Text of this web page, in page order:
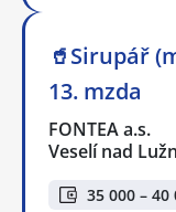
🥤Sirupář
13. mzda
FONTEA a.s.
Veselí nad
35 000 – 40